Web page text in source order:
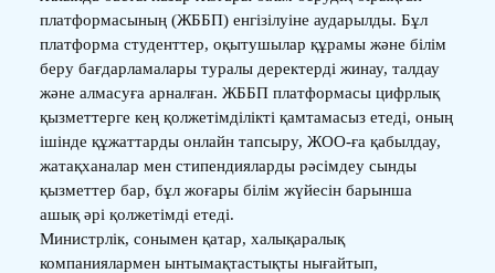
платформасының (ЖББП) енгізілуіне аударылды. Бұл
платформа студенттер, оқытушылар құрамы және білім
беру бағдарламалары туралы деректерді жинау, талдау
және алмасуға арналған. ЖББП платформасы цифрлық
қызметтерге кең қолжетімділікті қамтамасыз етеді, оның
ішінде құжаттарды онлайн тапсыру, ЖОО-ға қабылдау,
жатақханалар мен стипендияларды рәсімдеу сынды
қызметтер бар, бұл жоғары білім жүйесін барынша
ашық әрі қолжетімді етеді.
Министрлік, сонымен қатар, халықаралық
компаниялармен ынтымақтастықты нығайтып,